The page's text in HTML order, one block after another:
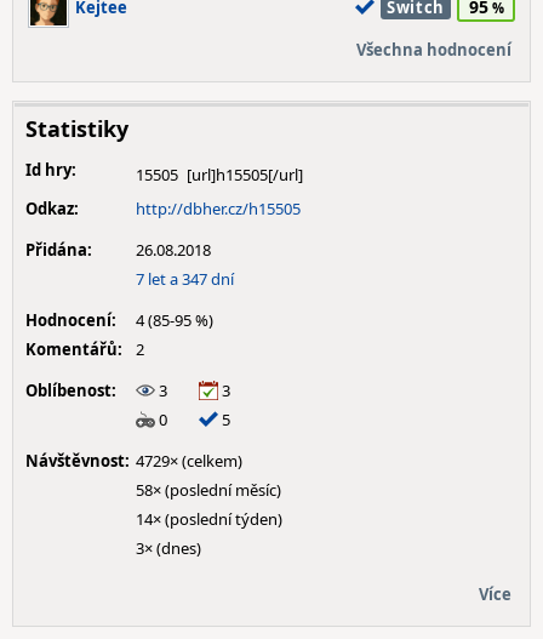
Kejtee Switch 95
Všechna hodnocení
Statistiky
Id hry:
15505
Odkaz:
http://dbher.cz/h15505
Přidána:
26.08.2018
7 let a 347 dní
Hodnocení:
4 (85-95 %)
Komentářů:
2
Oblíbenost:
3
3
0
5
Návštěvnost: 4729× (celkem)
58× (poslední měsíc)
14× (poslední týden)
3× (dnes)
Více